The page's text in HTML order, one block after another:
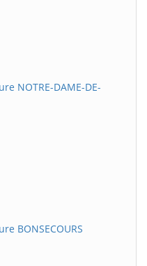
NOTRE-DAME-DE-
BONSECOURS